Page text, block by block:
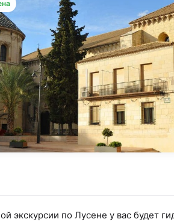
экскурсии по Лусене у вас будет